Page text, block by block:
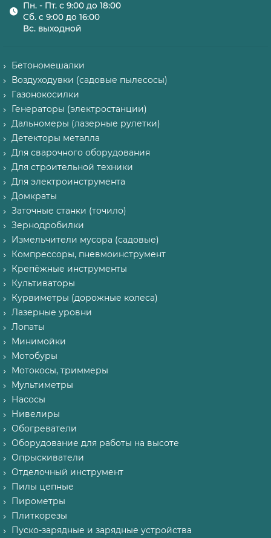
Пн. - Пт. с 9:00 до 18:00
Сб. с 9:00 до 16:00
Вс. выходной
Бетономешалки
Воздуходувки (садовые пылесосы)
Газонокосилки
Генераторы (электростанции)
Дальномеры (лазерные рулетки)
Детекторы металла
Для сварочного оборудования
Для строительной техники
Для электроинструмента
Домкраты
Заточные станки (точило)
Зернодробилки
Измельчители мусора (садовые)
Компрессоры, пневмоинструмент
Крепёжные инструменты
Культиваторы
Курвиметры (дорожные колеса)
Лазерные уровни
Лопаты
Минимойки
Мотобуры
Мотокосы, триммеры
Мультиметры
Насосы
Нивелиры
Обогреватели
Оборудование для работы на высоте
Опрыскиватели
Отделочный инструмент
Пилы цепные
Пирометры
Плиткорезы
Пуско-зарядные и зарядные устройства